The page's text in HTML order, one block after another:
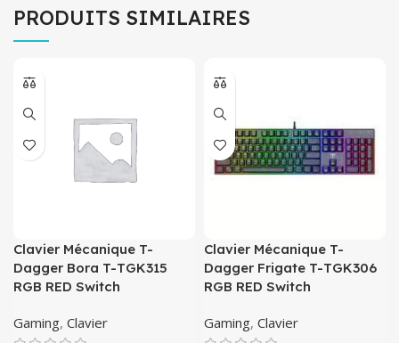
PRODUITS SIMILAIRES
Clavier Mécanique T-
Dagger Bora T-TGK315
RGB RED Switch
Gaming, Clavier
Clavier Mécanique T-
Dagger Frigate T-TGK306
RGB RED Switch
Gaming, Clavier